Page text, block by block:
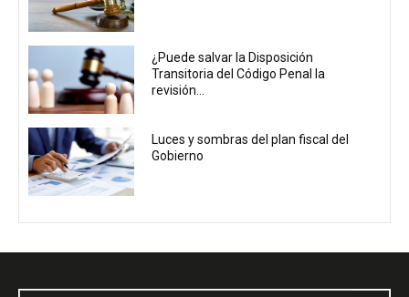
¿Puede salvar la Disposición
Transitoria del Código Penal la
revisión...
Luces y sombras del plan fiscal del
Gobierno